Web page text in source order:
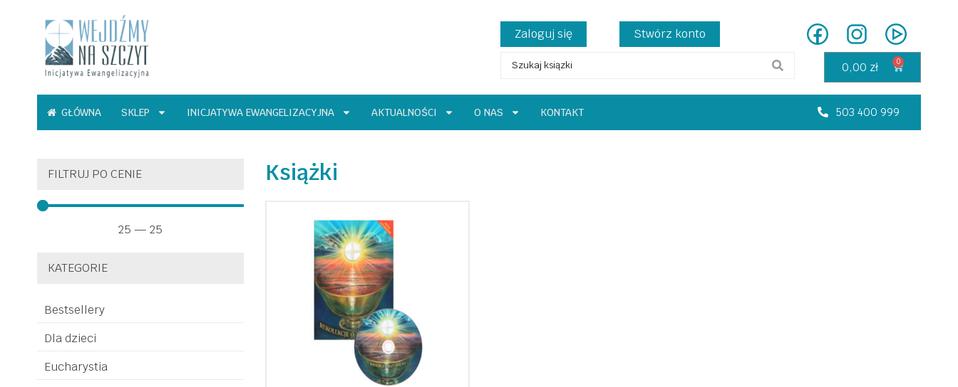
Zaloguj się Stwórz konto
0,00 zł
GŁÓWNA SKLEP INICJATYWA EWANGELIZACYJNA AKTUALNOŚCI O NAS KONTAKT 503 400 999
FILTRUJ PO CENIE
25 — 25
KATEGORIE
Bestsellery
Dla dzieci
Eucharystia
Książki